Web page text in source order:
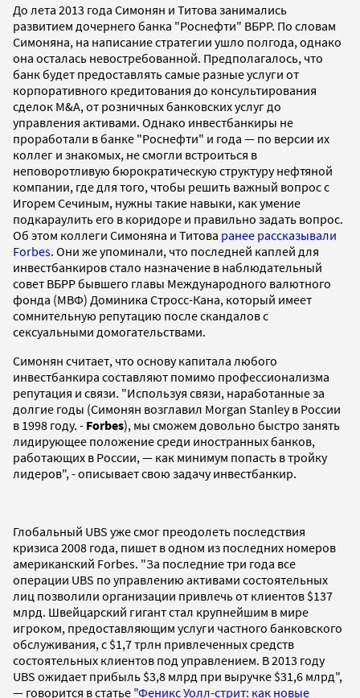
До лета 2013 года Симонян и Титова занимались
развитием дочернего банка "Роснефти" ВБРР. По словам
Симоняна, на написание стратегии ушло полгода, однако
она осталась невостребованной. Предполагалось, что
банк будет предоставлять самые разные услуги от
корпоративного кредитования до консультирования
сделок M&A, от розничных банковских услуг до
управления активами. Однако инвестбанкиры не
проработали в банке "Роснефти" и года — по версии их
коллег и знакомых, не смогли встроиться в
неповоротливую бюрократическую структуру нефтяной
компании, где для того, чтобы решить важный вопрос с
Игорем Сечиным, нужны такие навыки, как умение
подкараулить его в коридоре и правильно задать вопрос.
Об этом коллеги Симоняна и Титова ранее рассказывали
Forbes. Они же упоминали, что последней каплей для
инвестбанкиров стало назначение в наблюдательный
совет ВБРР бывшего главы Международного валютного
фонда (МВФ) Доминика Стросс-Кана, который имеет
сомнительную репутацию после скандалов с
сексуальными домогательствами.
Симонян считает, что основу капитала любого
инвестбанкира составляют помимо профессионализма
репутация и связи. "Используя связи, наработанные за
долгие годы (Симонян возглавил Morgan Stanley в России
в 1998 году. - Forbes), мы сможем довольно быстро занять
лидирующее положение среди иностранных банков,
работающих в России, — как минимум попасть в тройку
лидеров", - описывает свою задачу инвестбанкир.
Глобальный UBS уже смог преодолеть последствия
кризиса 2008 года, пишет в одном из последних номеров
американский Forbes. "За последние три года все
операции UBS по управлению активами состоятельных
лиц позволили организации привлечь от клиентов $137
млрд. Швейцарский гигант стал крупнейшим в мире
игроком, предоставляющим услуги частного банковского
обслуживания, с $1,7 трлн привлеченных средств
состоятельных клиентов под управлением. В 2013 году
UBS ожидает прибыль $3,8 млрд при выручке $31,6 млрд",
— говорится в статье "Феникс Уолл-стрит: как новые